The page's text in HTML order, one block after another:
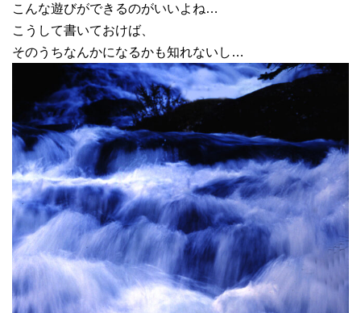
こんな遊びができるのがいいよね…
こうして書いておけば、
そのうちなんかになるかも知れないし…